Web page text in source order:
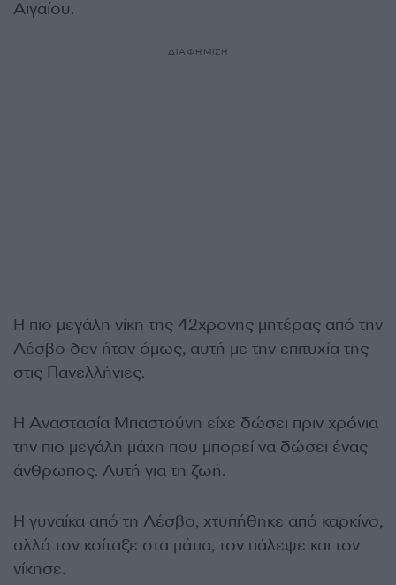
Αιγαίου.
ΔΙΑΦΗΜΙΣΗ
Η πιο μεγάλη νίκη της 42χρονης μητέρας από την
Λέσβο δεν ήταν όμως, αυτή με την επιτυχία της
στις Πανελλήνιες.
Η Αναστασία Μπαστούνη είχε δώσει πριν χρόνια
την πιο μεγάλη μάχη που μπορεί να δώσει ένας
άνθρωπος. Αυτή για τη ζωή.
Η γυναίκα από τη Λέσβο, χτυπήθηκε από καρκίνο,
αλλά τον κοίταξε στα μάτια, τον πάλεψε και τον
νίκησε.